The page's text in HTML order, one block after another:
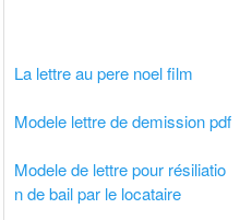
La lettre au pere noel film
Modele lettre de demission pdf
Modele de lettre pour résiliatio
n de bail par le locataire